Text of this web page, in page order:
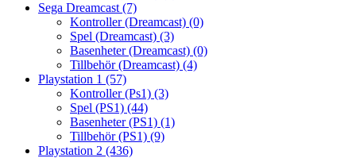
Sega Dreamcast (7)
Kontroller (Dreamcast) (0)
Spel (Dreamcast) (3)
Basenheter (Dreamcast) (0)
Tillbehör (Dreamcast) (4)
Playstation 1 (57)
Kontroller (Ps1) (3)
Spel (PS1) (44)
Basenheter (PS1) (1)
Tillbehör (PS1) (9)
Playstation 2 (436)